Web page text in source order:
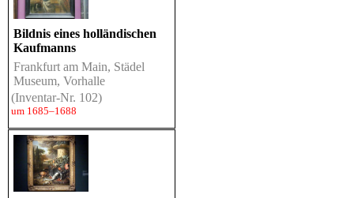
Bildnis eines holländischen
Kaufmanns
Frankfurt am Main, Städel
Museum, Vorhalle
(Inventar-Nr. 102)
um 1685–1688